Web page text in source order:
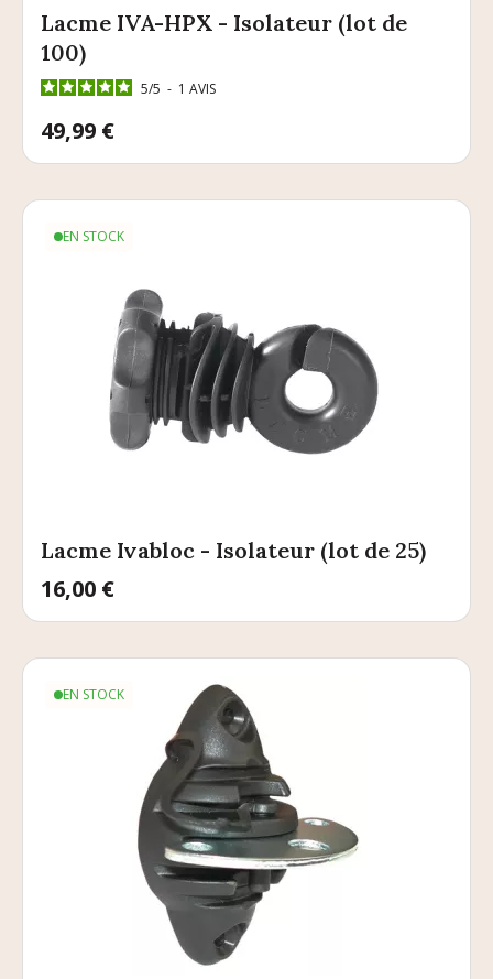
Lacme IVA-HPX - Isolateur (lot de
100)
5/5 - 1 AVIS
Prix
49,99 €
EN STOCK
Lacme Ivabloc - Isolateur (lot de 25)
Prix
16,00 €
EN STOCK